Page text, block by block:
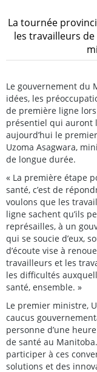
La tournée
les travailleurs
Le gouvernement du
idées, les
de première ligne
présentiel qui auront
aujourd’hui le
Uzoma Asagwara,
de longue durée.
« La première étape
santé, c’est de
voulons que les
ligne sachent qu’ils
représailles, à un
qui se soucie d’eux,
d’écoute vise à
travailleurs et les
les difficultés
santé, ensemble. »
Le premier ministre,
caucus
personne d’une
de santé au
participer à ces
solutions et des